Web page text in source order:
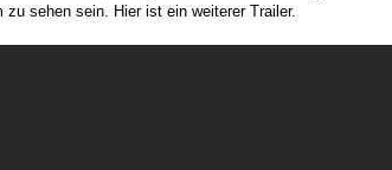
sehen sein. Hier ist ein weiterer Trailer.